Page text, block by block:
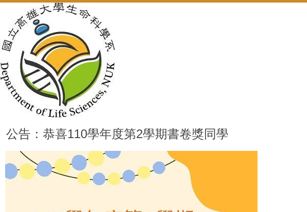
公告：恭喜110學年度第2學期書卷獎同學